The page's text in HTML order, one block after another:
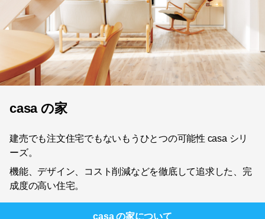
casa の家
建売でも注文住宅でもないもうひとつの可能性 casa シリ
ーズ。
機能、デザイン、コスト削減などを徹底して追求した、完
成度の高い住宅。
casa の家について